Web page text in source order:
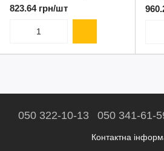
823.64 грн/шт
050 322-10-13 050 341-61-
Контактна